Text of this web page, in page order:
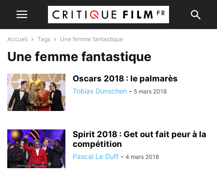
Accueil Tags Une femme fantastique
Une femme fantastique
Oscars 2018 : le palmarès
Tobias Dunschen - 5 mars 2018
Spirit 2018 : Get out fait peur à la
compétition
Pascal Le Duff - 4 mars 2018